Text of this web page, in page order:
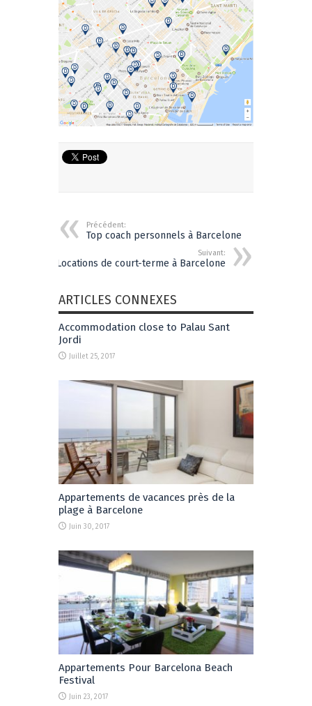
Précédent:
Top coach personnels à Barcelone
Suivant:
Locations de court-terme à Barcelone
ARTICLES CONNEXES
Accommodation close to Palau Sant
Jordi
Juillet 25, 2017
Appartements de vacances près de la
plage à Barcelone
Juin 30, 2017
Appartements Pour Barcelona Beach
Festival
Juin 23, 2017